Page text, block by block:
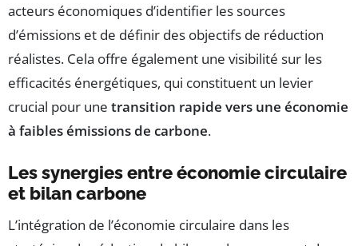
acteurs économiques d’identifier les sources
d’émissions et de définir des objectifs de réduction
réalistes. Cela offre également une visibilité sur les
efficacités énergétiques, qui constituent un levier
crucial pour une transition rapide vers une économie
à faibles émissions de carbone.
Les synergies entre économie circulaire
et bilan carbone
L’intégration de l’économie circulaire dans les